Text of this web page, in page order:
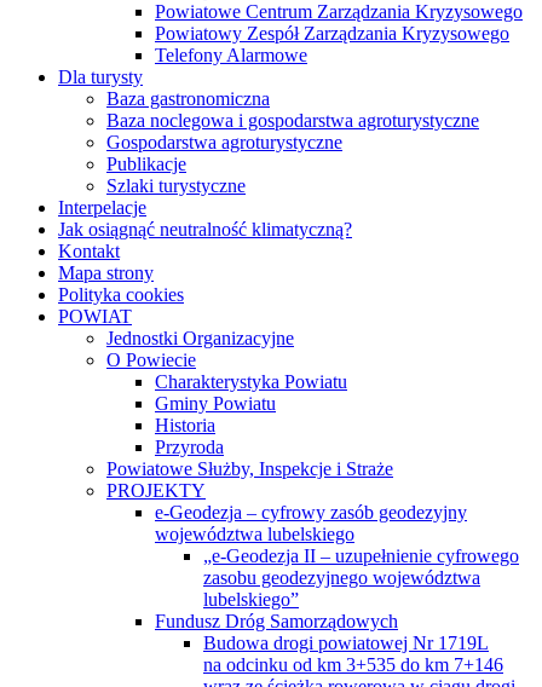
Powiatowe Centrum Zarządzania Kryzysowego
Powiatowy Zespół Zarządzania Kryzysowego
Telefony Alarmowe
Dla turysty
Baza gastronomiczna
Baza noclegowa i gospodarstwa agroturystyczne
Gospodarstwa agroturystyczne
Publikacje
Szlaki turystyczne
Interpelacje
Jak osiągnąć neutralność klimatyczną?
Kontakt
Mapa strony
Polityka cookies
POWIAT
Jednostki Organizacyjne
O Powiecie
Charakterystyka Powiatu
Gminy Powiatu
Historia
Przyroda
Powiatowe Służby, Inspekcje i Straże
PROJEKTY
e-Geodezja – cyfrowy zasób geodezyjny
województwa lubelskiego
„e-Geodezja II – uzupełnienie cyfrowego
zasobu geodezyjnego województwa
lubelskiego”
Fundusz Dróg Samorządowych
Budowa drogi powiatowej Nr 1719L
na odcinku od km 3+535 do km 7+146